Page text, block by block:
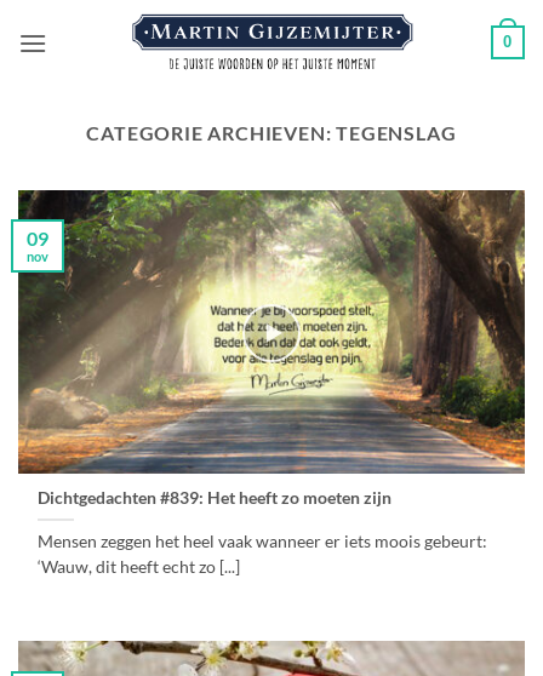
naar
0
CATEGORIE ARCHIEVEN:TEGENSLAG
Dichtgedachten #839: Het heeft zo moeten zijn
Mensen zeggen het heel vaak wanneer er iets moois gebeurt:
‘Wauw, dit heeft echt zo [...]
09
nov